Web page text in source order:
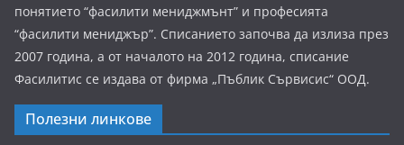
понятието “фасилити мениджмънт” и професията
“фасилити мениджър”. Списанието започва да излиза през
2007 година, а от началото на 2012 година, списание
Фасилитис се издава от фирма „Пъблик Сървисис“ ООД.
Полезни линкове